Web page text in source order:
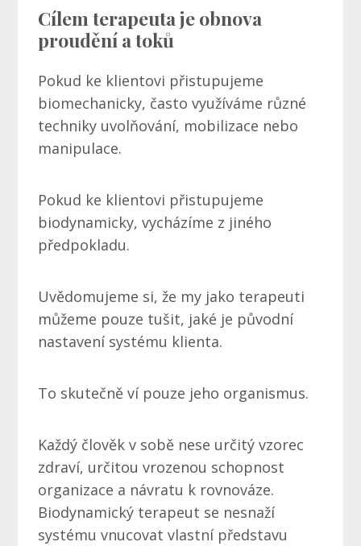
Cílem terapeuta je obnova
proudění a toků
Pokud ke klientovi přistupujeme
biomechanicky, často využíváme různé
techniky uvolňování, mobilizace nebo
manipulace.
Pokud ke klientovi přistupujeme
biodynamicky, vycházíme z jiného
předpokladu.
Uvědomujeme si, že my jako terapeuti
můžeme pouze tušit, jaké je původní
nastavení systému klienta.
To skutečně ví pouze jeho organismus.
Každý člověk v sobě nese určitý vzorec
zdraví, určitou vrozenou schopnost
organizace a návratu k rovnováze.
Biodynamický terapeut se nesnaží
systému vnucovat vlastní představu